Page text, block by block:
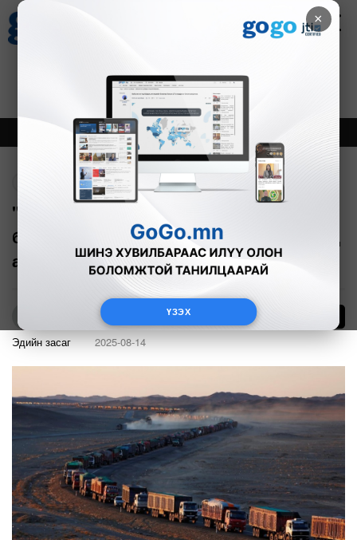
×
ҮЗЭХ
Зурхай
8.06
Онцлох Шинэ
"ЭТТ" ХК: Өдөрт $43,8 саяын нүүрс
борлуулж энэ оны борлуулалтын дээд
амжилт тогтоолоо
Б.Нямдарь
Эдийн засаг 2025-08-14